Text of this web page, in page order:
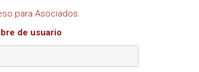
para Asociados.
de usuario